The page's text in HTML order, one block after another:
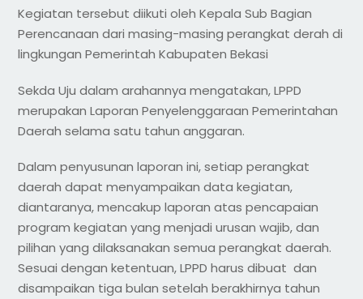
Kegiatan tersebut diikuti oleh Kepala Sub Bagian
Perencanaan dari masing-masing perangkat derah di
lingkungan Pemerintah Kabupaten Bekasi
Sekda Uju dalam arahannya mengatakan, LPPD
merupakan Laporan Penyelenggaraan Pemerintahan
Daerah selama satu tahun anggaran.
Dalam penyusunan laporan ini, setiap perangkat
daerah dapat menyampaikan data kegiatan,
diantaranya, mencakup laporan atas pencapaian
program kegiatan yang menjadi urusan wajib, dan
pilihan yang dilaksanakan semua perangkat daerah.
Sesuai dengan ketentuan, LPPD harus dibuat dan
disampaikan tiga bulan setelah berakhirnya tahun